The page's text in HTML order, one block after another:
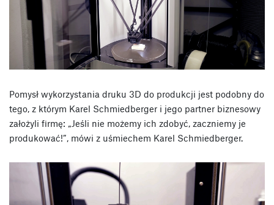
Pomysł wykorzystania druku 3D do produkcji jest podobny do
tego, z którym Karel Schmiedberger i jego partner biznesowy
założyli firmę: „Jeśli nie możemy ich zdobyć, zaczniemy je
produkować!”, mówi z uśmiechem Karel Schmiedberger.